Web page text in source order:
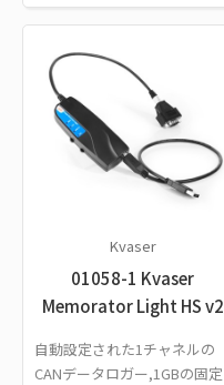
Kvaser
01058-1 Kvaser
Memorator Light HS v2
自動設定された1チャネルの
CANデータロガー,1GBの固定